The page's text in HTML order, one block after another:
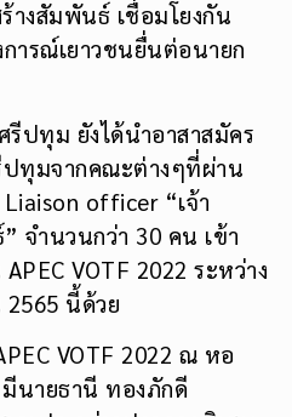
างสัมพันธ์ เชื่อมโยงกัน
ารณ์เยาวชนยื่นต่อนายก
ปทุม ยังได้นำอาสาสมัคร
ทุมจากคณะต่างๆที่ผ่าน
officer “เจ้า
จำนวนกว่า 30 คน เข้า
VOTF 2022 ระหว่าง
นี้ด้วย
VOTF 2022 ณ หอ
นายธานี ทองภักดี